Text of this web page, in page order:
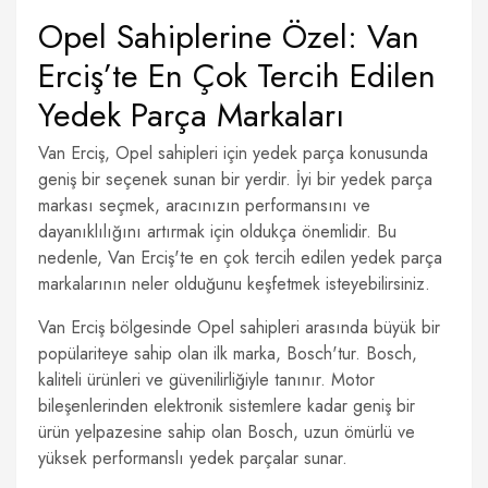
Opel Sahiplerine Özel: Van
Erciş’te En Çok Tercih Edilen
Yedek Parça Markaları
Van Erciş, Opel sahipleri için yedek parça konusunda
geniş bir seçenek sunan bir yerdir. İyi bir yedek parça
markası seçmek, aracınızın performansını ve
dayanıklılığını artırmak için oldukça önemlidir. Bu
nedenle, Van Erciş'te en çok tercih edilen yedek parça
markalarının neler olduğunu keşfetmek isteyebilirsiniz.
Van Erciş bölgesinde Opel sahipleri arasında büyük bir
popülariteye sahip olan ilk marka, Bosch'tur. Bosch,
kaliteli ürünleri ve güvenilirliğiyle tanınır. Motor
bileşenlerinden elektronik sistemlere kadar geniş bir
ürün yelpazesine sahip olan Bosch, uzun ömürlü ve
yüksek performanslı yedek parçalar sunar.